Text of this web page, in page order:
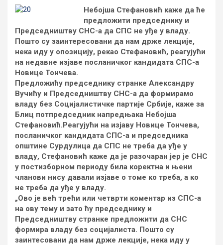
Небојша Стефановић каже да ће
предложити председнику и
Председништву СНС-а да СПС не уђе у владу.
Пошто су заинтересовани да нам држе лекције,
нека иду у опозицију, рекао Стефановић, реагујући
на недавне изјаве посланичког кандидата СПС-а
Новице Тончева.
Предложићу председнику странке Александру
Вучићу и Председништву СНС-а да формирамо
владу без Социјалистичке партије Србије, каже за
Блиц потпредседник напредњака Небојша
Стефановић.Реагујући на изјаву Новице Тончева,
посланичког кандидата СПС-а и председника
општине Сурдулица да СПС не треба да уђе у
владу, Стефановић каже да је разочаран јер је СНС
у постизборном периоду била коректна и њени
чланови нису давали изјаве о томе ко треба, а ко
не треба да уђе у владу.
„Ово је већ трећи или четврти коментар из СПС-а
на ову тему и зато ћу председнику и
Председништву странке предложити да СНС
формира владу без социјалиста. Пошто су
заинтесовани да нам држе лекције, нека иду у